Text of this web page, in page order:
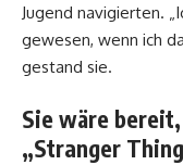
Jugend navigierten.
gewesen, wenn ich
gestand sie.
Sie wäre
„Stranger